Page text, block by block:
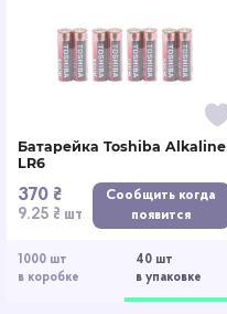
1000 шт
в коробке
40 шт
в упаковке
Батарейка Toshiba Alkaline
LR6
370 ₴
9.25 ₴ шт
Сообщить когда
появится